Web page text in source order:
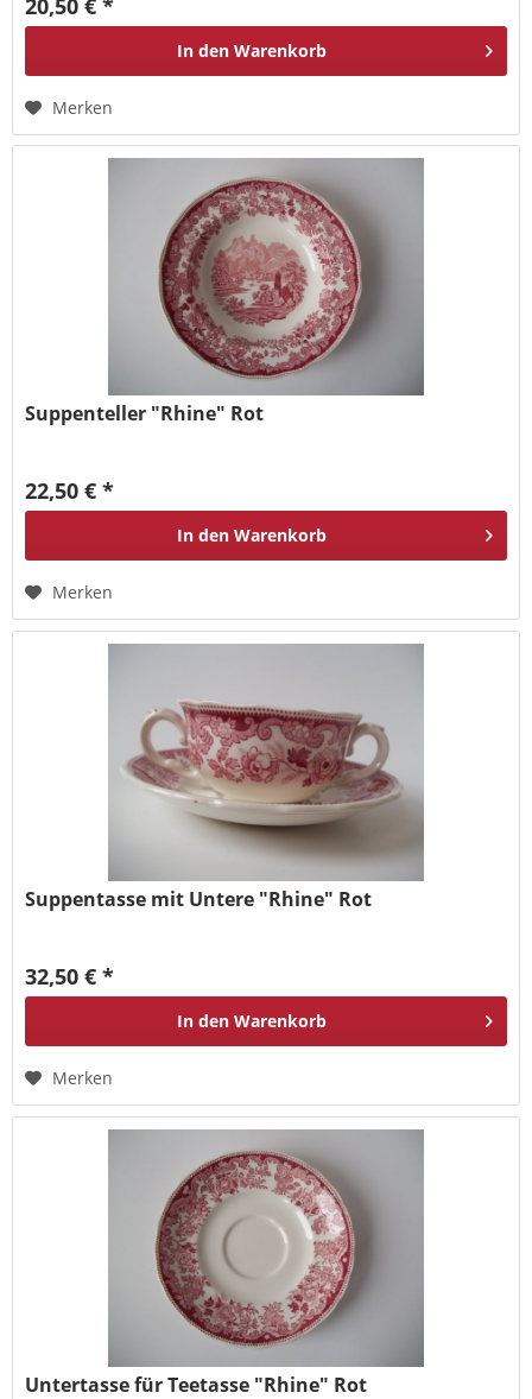
In den Warenkorb
Merken
Suppenteller "Rhine" Rot
22,50 € *
In den Warenkorb
Merken
Suppentasse mit Untere "Rhine" Rot
32,50 € *
In den Warenkorb
Merken
Untertasse für Teetasse "Rhine" Rot